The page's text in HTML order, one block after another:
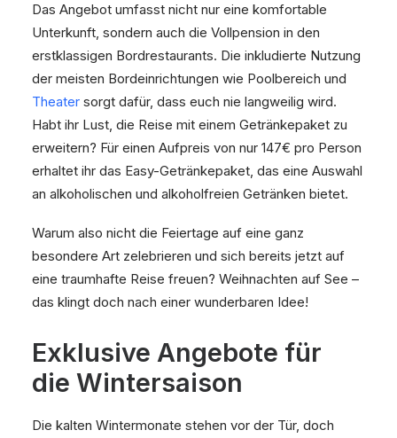
Das Angebot umfasst nicht nur eine komfortable
Unterkunft, sondern auch die Vollpension in den
erstklassigen Bordrestaurants. Die inkludierte Nutzung
der meisten Bordeinrichtungen wie Poolbereich und
Theater sorgt dafür, dass euch nie langweilig wird.
Habt ihr Lust, die Reise mit einem Getränkepaket zu
erweitern? Für einen Aufpreis von nur 147€ pro Person
erhaltet ihr das Easy-Getränkepaket, das eine Auswahl
an alkoholischen und alkoholfreien Getränken bietet.
Warum also nicht die Feiertage auf eine ganz
besondere Art zelebrieren und sich bereits jetzt auf
eine traumhafte Reise freuen? Weihnachten auf See –
das klingt doch nach einer wunderbaren Idee!
Exklusive Angebote für
die Wintersaison
Die kalten Wintermonate stehen vor der Tür, doch